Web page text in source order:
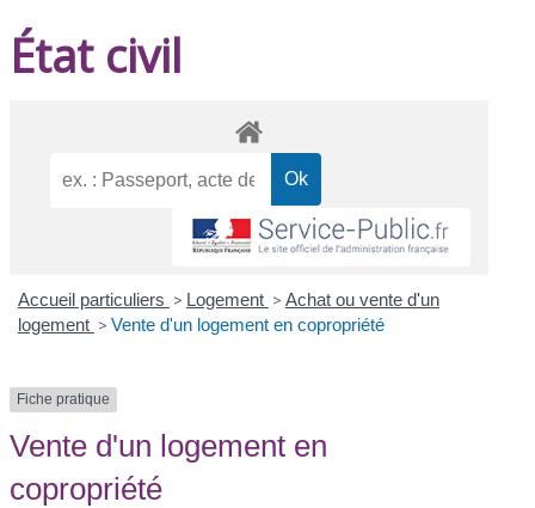
État civil
Accueil particuliers > Logement > Achat ou vente d'un
logement > Vente d'un logement en copropriété
Fiche pratique
Vente d'un logement en
copropriété